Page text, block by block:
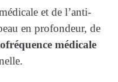
et de l’anti-
en profondeur, de
médicale